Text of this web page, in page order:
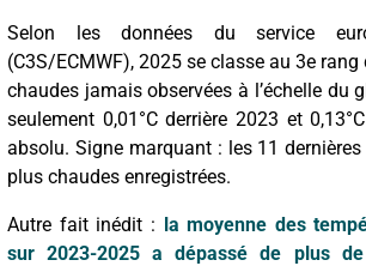
Selon les données du service
(C3S/ECMWF), 2025 se classe au 3e
chaudes jamais observées à l’échelle du
seulement 0,01°C derrière 2023 et
absolu. Signe marquant : les 11
plus chaudes enregistrées.
Autre fait inédit : la moyenne des
sur 2023-2025 a dépassé de plus